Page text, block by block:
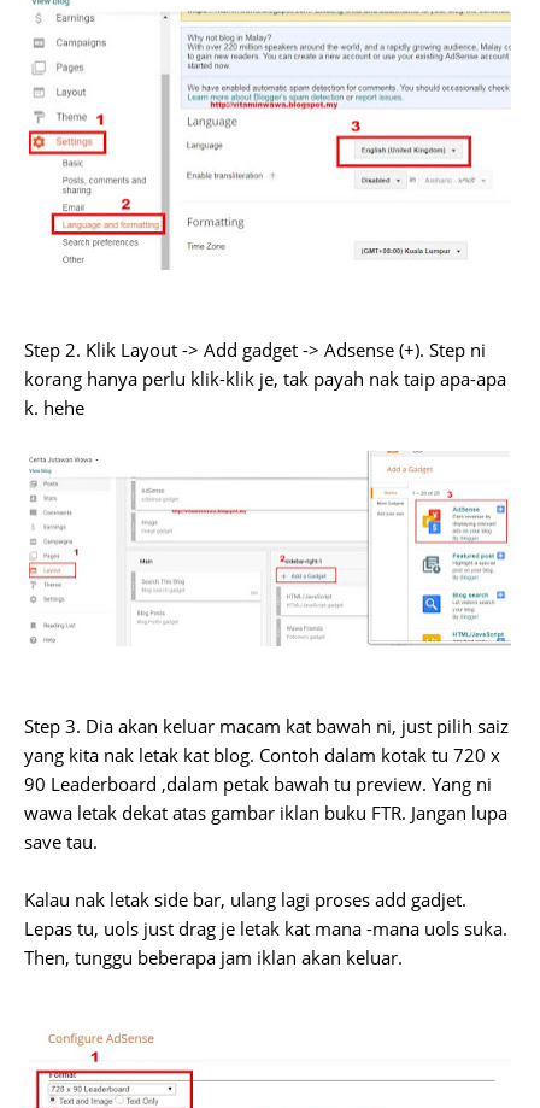
Step 2. Klik Layout -> Add gadget -> Adsense (+). Step ni
korang hanya perlu klik-klik je, tak payah nak taip apa-apa
k. hehe
Step 3. Dia akan keluar macam kat bawah ni, just pilih saiz
yang kita nak letak kat blog. Contoh dalam kotak tu 720 x
90 Leaderboard ,dalam petak bawah tu preview. Yang ni
wawa letak dekat atas gambar iklan buku FTR. Jangan lupa
save tau.
Kalau nak letak side bar, ulang lagi proses add gadjet.
Lepas tu, uols just drag je letak kat mana -mana uols suka.
Then, tunggu beberapa jam iklan akan keluar.